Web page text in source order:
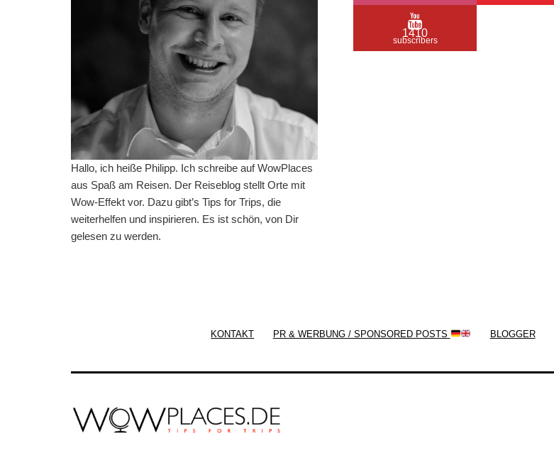
Hallo, ich heiße Philipp. Ich schreibe auf WowPlaces
aus Spaß am Reisen. Der Reiseblog stellt Orte mit
Wow-Effekt vor. Dazu gibt’s Tips for Trips, die
weiterhelfen und inspirieren. Es ist schön, von Dir
gelesen zu werden.
1410
subscribers
KONTAKT PR & WERBUNG / SPONSORED POSTS BLOGGER